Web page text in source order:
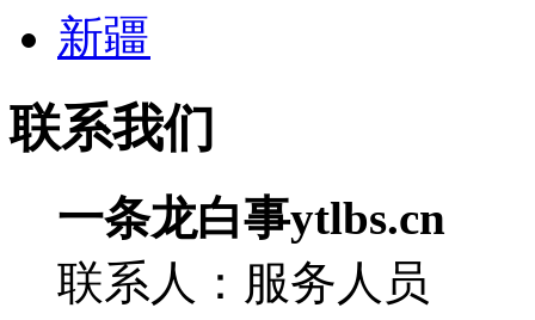
新疆
联系我们
一条龙白事ytlbs.cn
联系人：服务人员